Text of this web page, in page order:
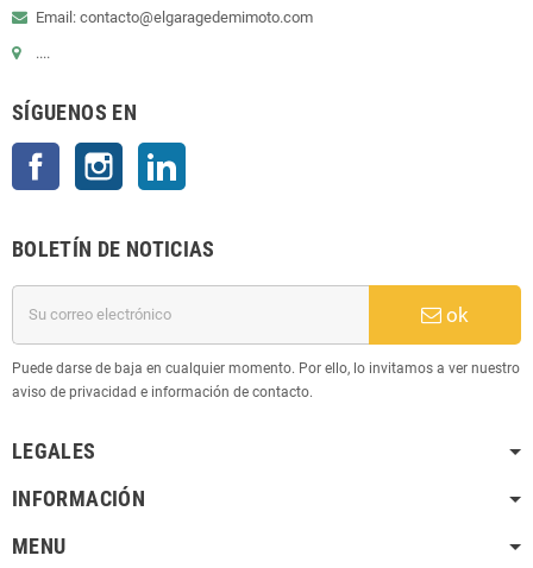
Email: contacto@elgaragedemimoto.com
....
SÍGUENOS EN
Facebook Instagram
BOLETÍN DE NOTICIAS
ok
Puede darse de baja en cualquier momento. Por ello, lo invitamos a ver nuestro
aviso de privacidad e información de contacto.
LEGALES
INFORMACIÓN
MENU